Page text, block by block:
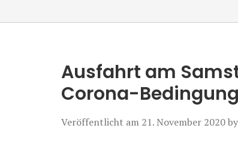
Ausfahrt am
Corona-
Veröffentlicht am 21. November 2020by